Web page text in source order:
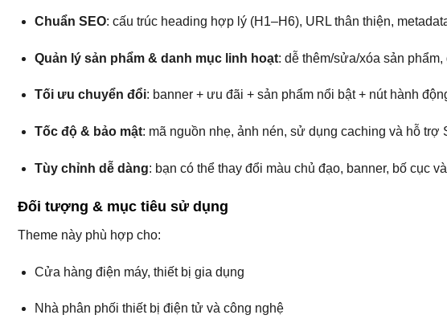
Chuẩn SEO: cấu trúc heading hợp lý (H1–H6), URL thân thiện,
Quản lý sản phẩm & danh mục linh hoạt: dễ thêm/sửa/xóa sản
Tối ưu chuyển đổi: banner + ưu đãi + sản phẩm nổi bật + nút hành
Tốc độ & bảo mật: mã nguồn nhẹ, ảnh nén, sử dụng caching và hỗ
Tùy chỉnh dễ dàng: bạn có thể thay đổi màu chủ đạo, banner, bố cục
Đối tượng & mục tiêu sử dụng
Theme này phù hợp cho:
Cửa hàng điện máy, thiết bị gia dụng
Nhà phân phối thiết bị điện tử và công nghệ